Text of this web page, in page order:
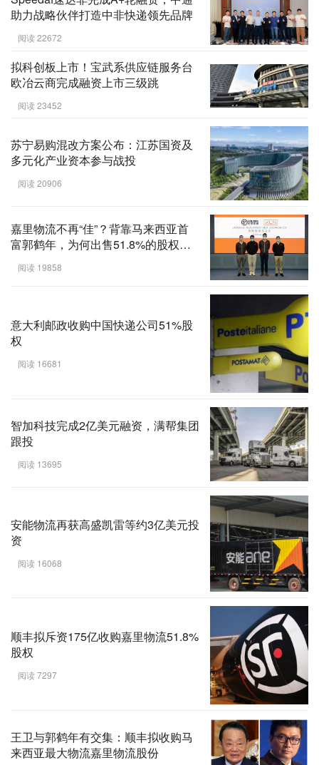
助力战略伙伴打造中非快递领先品牌
阅读 22672
拟科创板上市！宝武系供应链服务台
欧冶云商完成融资上市三级跳
阅读 23452
苏宁易购混改方案公布：江苏国资及
多元化产业资本参与战投
阅读 20906
嘉里物流不再“佳”？背靠马来西亚首
富郭鹤年，为何出售51.8%的股权给
顺丰？
阅读 19858
意大利邮政收购中国快递公司51%股
权
阅读 16681
智加科技完成2亿美元融资，满帮集团
跟投
阅读 13695
安能物流再获高盛凯雷等约3亿美元投
资
阅读 16068
顺丰拟斥资175亿收购嘉里物流51.8%
股权
阅读 7297
王卫与郭鹤年有交集：顺丰拟收购马
来西亚最大物流嘉里物流股份